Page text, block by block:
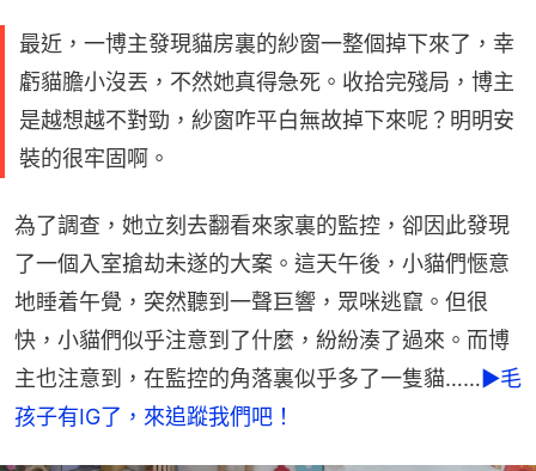
最近，一博主發現貓房裏的紗窗一整個掉下來了，幸
虧貓膽小沒丟，不然她真得急死。收拾完殘局，博主
是越想越不對勁，紗窗咋平白無故掉下來呢？明明安
裝的很牢固啊。
為了調查，她立刻去翻看來家裏的監控，卻因此發現
了一個入室搶劫未遂的大案。這天午後，小貓們愜意
地睡着午覺，突然聽到一聲巨響，眾咪逃竄。但很
快，小貓們似乎注意到了什麼，紛紛湊了過來。而博
主也注意到，在監控的角落裏似乎多了一隻貓……►毛
孩子有IG了，來追蹤我們吧！